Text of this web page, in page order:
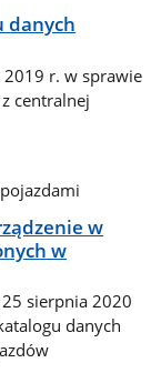
danych
2019 r. w sprawie
centralnej
w
w
sierpnia 2020
danych